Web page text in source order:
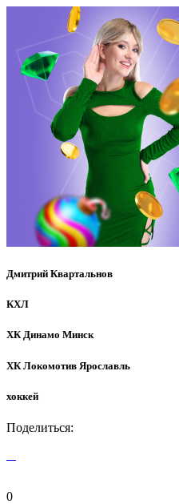
Дмитрий Квартальнов
КХЛ
ХК Динамо Минск
ХК Локомотив Ярославль
хоккей
Поделиться:
0